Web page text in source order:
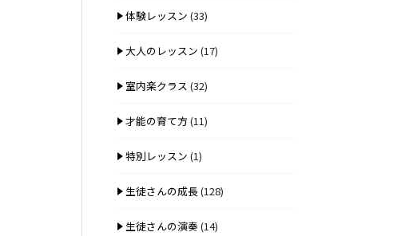
体験レッスン (33)
大人のレッスン (17)
室内楽クラス (32)
才能の育て方 (11)
特別レッスン (1)
生徒さんの成長(128)
生徒さんの演奏(14)